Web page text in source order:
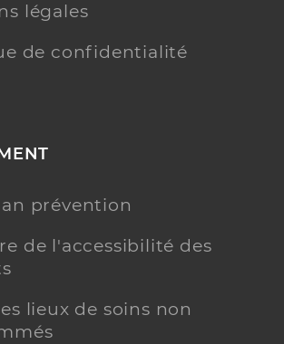
légales
de confidentialité
prévention
de l'accessibilité des
lieux de soins non